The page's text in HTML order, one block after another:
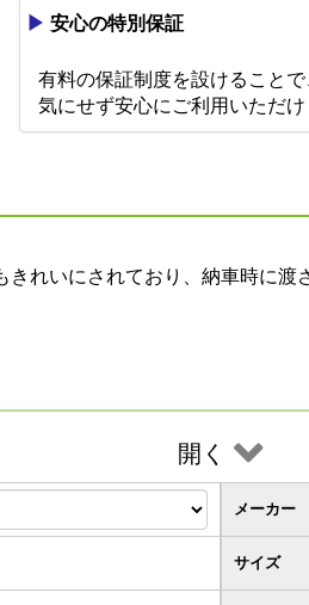
▶ 安心の特別保証
有料の保証制度を設けること
気にせず安心にご利用いただけ
きれいにされており、納車時に
開く
サイズ
メーカー